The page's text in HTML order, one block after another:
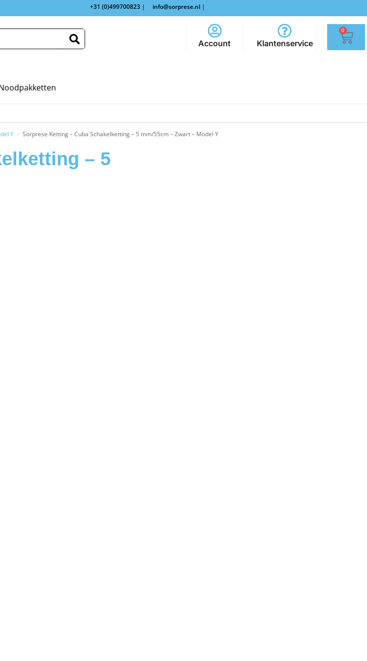
+31 (0)499700823 | info@sorprese.nl |
Account Klantenservice
0
Y / Sorprese Ketting – Cuba Schakelketting – 5 mm/55cm – Zwart – Model Y
– 5